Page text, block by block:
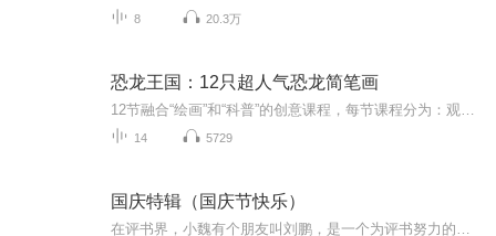
8 20.3万
恐龙王国：12只超人气恐龙简笔画
14 5729
国庆特辑（国庆节快乐）